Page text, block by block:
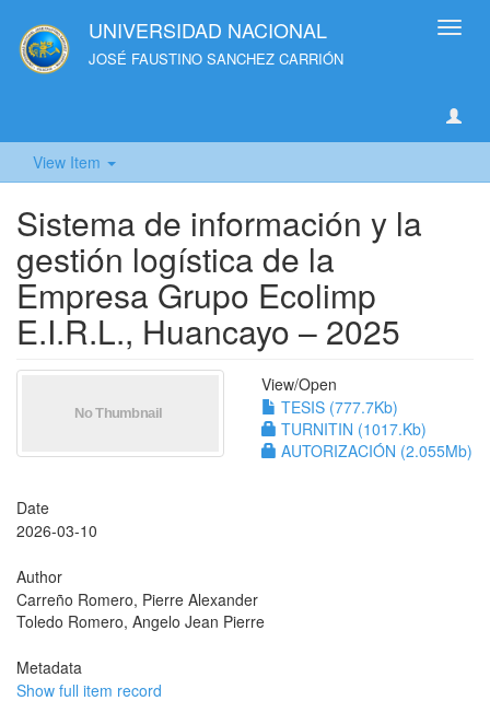
UNIVERSIDAD NACIONAL
JOSÉ FAUSTINO SANCHEZ CARRIÓN
View Item
Sistema de información y la
gestión logística de la
Empresa Grupo Ecolimp
E.I.R.L., Huancayo – 2025
View/Open
TESIS (777.7Kb)
TURNITIN (1017.Kb)
AUTORIZACIÓN (2.055Mb)
Date
2026-03-10
Author
Carreño Romero, Pierre Alexander
Toledo Romero, Angelo Jean Pierre
Metadata
Show full item record